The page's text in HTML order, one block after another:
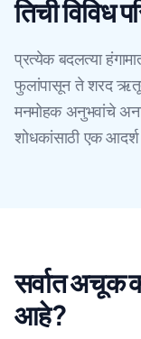
तिची विविध
प्रत्येक बदलत्या
फुलांपासून ते शरद
मनमोहक अनुभवांचे
शोधकांसाठी एक
सर्वात अचूक
आहे?